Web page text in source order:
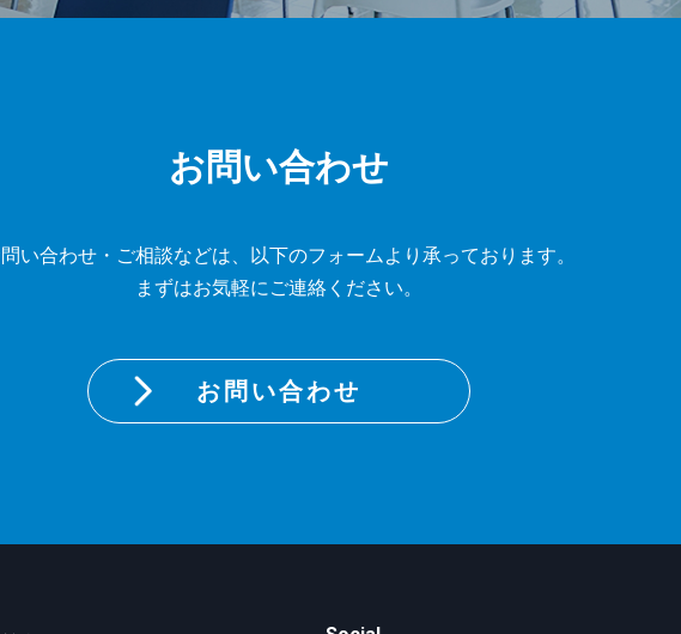
お問い合わせ
い合わせ・ご相談などは、 以下のフォームより承っております。
まずはお気軽にご連絡ください。
お問い合わせ